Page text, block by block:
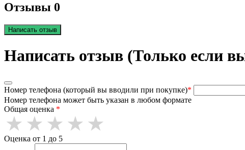
Отзывы 0
Написать отзыв
Написать отзыв (Только если
Номер телефона (который вы вводили при покупке)*
Номер телефона может быть указан в любом формате
Общая оценка *
Оценка от 1 до 5